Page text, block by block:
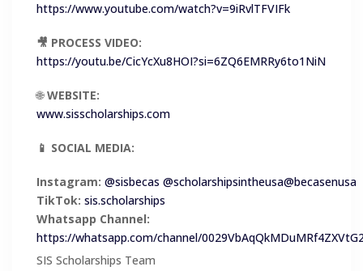
https://www.youtube.com/watch?v=9iRvlTFVIFk
🎥 PROCESS VIDEO:
https://youtu.be/CicYcXu8HOI?si=6ZQ6EMRRy6to1NiN
🌐WEBSITE:
www.sisscholarships.com
📱 SOCIAL MEDIA:
Instagram: @sisbecas @scholarshipsintheusa@becasenusa
TikTok: sis.scholarships
Whatsapp Channel:
https://whatsapp.com/channel/
SIS Scholarships Team